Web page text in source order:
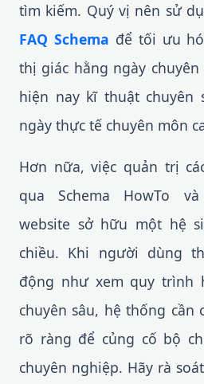
tìm kiếm. Quý vị nên sử
FAQ Schema để tối ưu
thị giác hằng ngày
hiện nay kĩ thuật chuyên
ngày thực tế chuyên môn
Hơn nữa, việc quản trị
qua Schema HowTo
website sở hữu một hệ
chiều. Khi người dùng
động như xem quy trình
chuyên sâu, hệ thống cần
rõ ràng để củng cố bộ
chuyên nghiệp. Hãy rà